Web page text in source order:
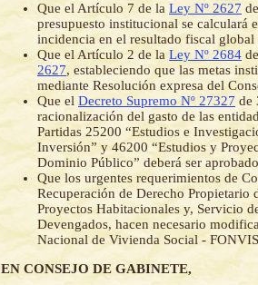
Que el Artículo 7 de la Ley Nº 2627
presupuesto institucional se calculará
incidencia en el resultado fiscal
Que el Artículo 2 de la Ley Nº 2684
2627, estableciendo que las metas
mediante Resolución expresa del
Que el Decreto Supremo Nº 27327 de
racionalización del gasto de las
Partidas 25200 “Estudios e
Inversión” y 46200 “Estudios y
Dominio Público” deberá ser
Que los urgentes requerimientos de
Recuperación de Derecho
Proyectos Habitacionales y, Servicio
Devengados, hacen necesario
Nacional de Vivienda Social -
EN CONSEJO DE GABINETE,